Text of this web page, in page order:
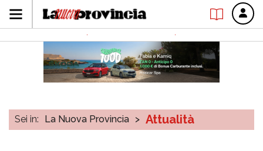
Sei in: La Nuova Provincia > Attualità